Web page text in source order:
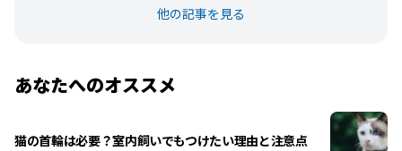
他の記事を見る
あなたへのオススメ
猫の首輪は必要？室内飼いでもつけたい理由と注意点